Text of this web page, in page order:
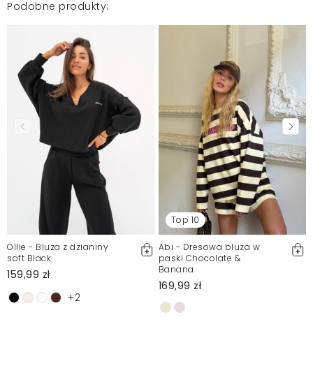
Mosquito zamieszcza wyłącznie zweryfikowane opinie
Klientów. Po moderacji publikujemy zarówno pozytywne, jak i
negatywne opinie. Więcej informacji znajdziesz w naszym
Regulaminie.
Zgłoś nielegalną treść
Podobne produkty:
Ollie - Bluza z dzianiny
soft Black
159,99 zł
+2
Top 10
Abi - Dresowa bluza w
paski Chocolate &
Banana
169,99 zł